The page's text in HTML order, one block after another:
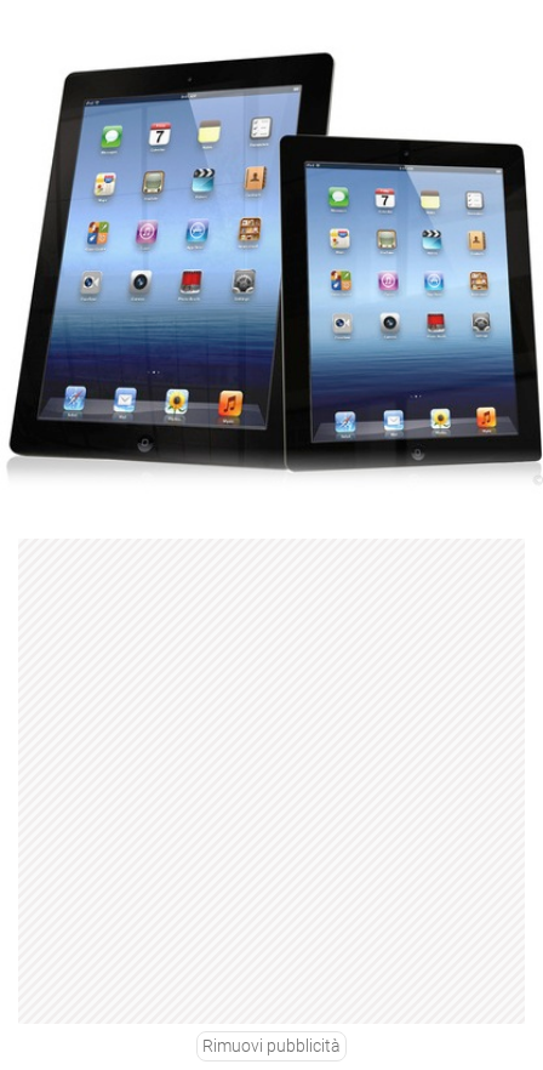
Rimuovi pubblicità